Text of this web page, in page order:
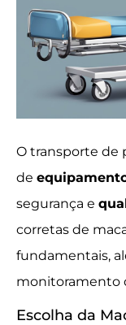
O transporte de
de
segurança e
corretas de
fundamentais,
monitoramento
Escolha da